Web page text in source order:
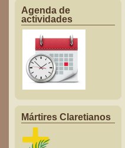
Agenda de
actividades
Mártires Claretianos